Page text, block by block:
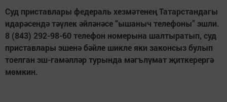
Суд приставлары федераль хезмәтенең Татарстандагы
идарәсендә тәүлек әйләнәсе “ышаныч телефоны” эшли.
8 (843) 292-98-60 телефон номерына шалтыратып, суд
приставлары эшенә бәйле шикле яки законсыз булып
тоелган эш-гамәлләр турында мәгълүмат җиткерергә
мөмкин.